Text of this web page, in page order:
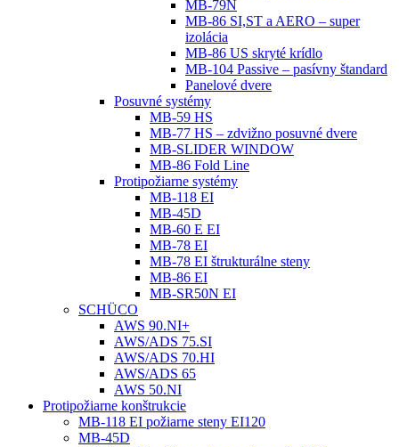
MB-79N
MB-86 SI,ST a AERO – super
izolácia
MB-86 US skryté krídlo
MB-104 Passive – pasívny štandard
Panelové dvere
Posuvné systémy
MB-59 HS
MB-77 HS – zdvižno posuvné dvere
MB-SLIDER WINDOW
MB-86 Fold Line
Protipožiarne systémy
MB-118 EI
MB-45D
MB-60 E EI
MB-78 EI
MB-78 EI štrukturálne steny
MB-86 EI
MB-SR50N EI
SCHÜCO
AWS 90.NI+
AWS/ADS 75.SI
AWS/ADS 70.HI
AWS/ADS 65
AWS 50.NI
Protipožiarne konštrukcie
MB-118 EI požiarne steny EI120
MB-45D